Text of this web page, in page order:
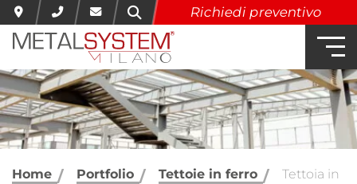
Richiedi preventivo
Home Portfolio Tettoie in ferro
Tettoia in